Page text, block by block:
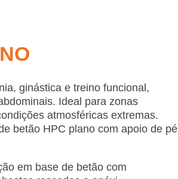
ginástica e treino funcional,
Ideal para zonas
atmosféricas extremas.
betão HPC plano com apoio de pé
em base de betão com